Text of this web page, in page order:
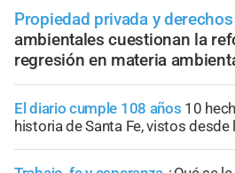
Propiedad privada y derechos
ambientales cuestionan la
regresión en materia
El diario cumple 108 años 10
historia de Santa Fe, vistos